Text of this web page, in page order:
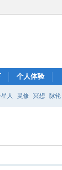
个人体验
人 灵修 冥想 脉轮